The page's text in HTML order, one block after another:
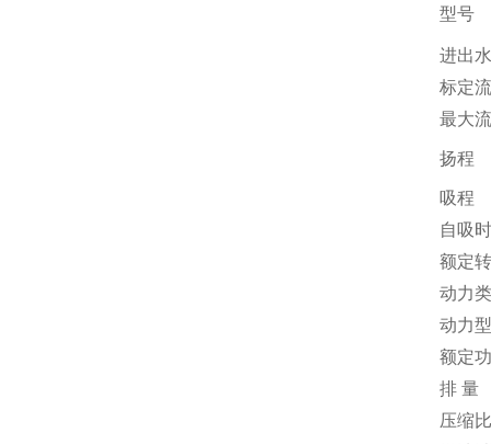
型号
进出
标定
最大
扬程
吸程
自吸
额定
动力
动力
额定
排 量
压缩比